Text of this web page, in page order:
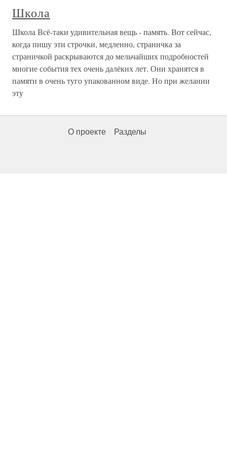
Школа
Школа Всё-таки удивительная вещь - память. Вот сейчас,
когда пишу эти строчки, медленно, страничка за
страничкой раскрываются до мельчайших подробностей
многие события тех очень далёких лет. Они хранятся в
памяти в очень туго упакованном виде. Но при желании
эту
О проекте Разделы